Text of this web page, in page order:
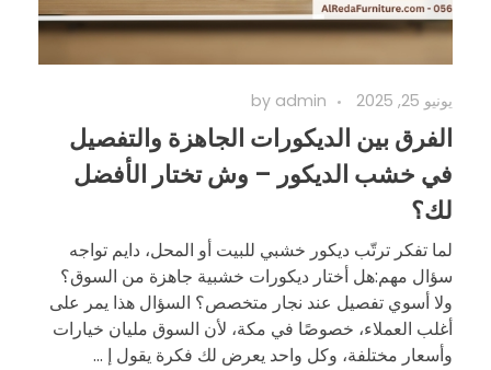
يونيو 25, 2025 by admin
الفرق بين الديكورات الجاهزة والتفصيل
في خشب الديكور – وش تختار الأفضل
لك؟
لما تفكر ترتّب ديكور خشبي للبيت أو المحل، دايم تواجه
سؤال مهم:هل أختار ديكورات خشبية جاهزة من السوق؟
ولا أسوي تفصيل عند نجار متخصص؟ السؤال هذا يمر على
أغلب العملاء، خصوصًا في مكة، لأن السوق مليان خيارات
وأسعار مختلفة، وكل واحد يعرض لك فكرة يقول إ ...